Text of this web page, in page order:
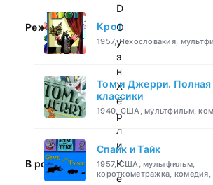
D
Режиссер:
О
у
э
н
Х
ё
р
л
и
В ролях:
К
е
Крот
1957, Чехословакия,
Том и Джерри. Полная
классики
1940, США, мультфильм,
Спайк и Тайк
1957, США, мультфильм,
короткометражка,